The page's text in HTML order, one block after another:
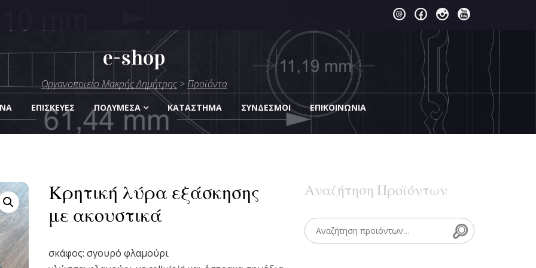
ΕΠΙΣΚΕΎΕΣ ΠΟΛΥΜΈΣΑ KΑΤΆΣΤΗΜΑ ΣΎΝΔΕΣΜΟΙ EΠΙΚΟΙΝΩΝΊΑ
e-shop
Οργανοποιείο Μακρής Δημήτρης>Προϊόντα
Κρητική λύρα εξάσκησης
με ακουστικά
σκάφος: σγουρό φλαμούρι
Αναζήτηση Προϊόντων
Search for: Search